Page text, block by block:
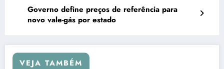
Governo define preços de referência para
novo vale-gás por estado
VEJA TAMBÉM